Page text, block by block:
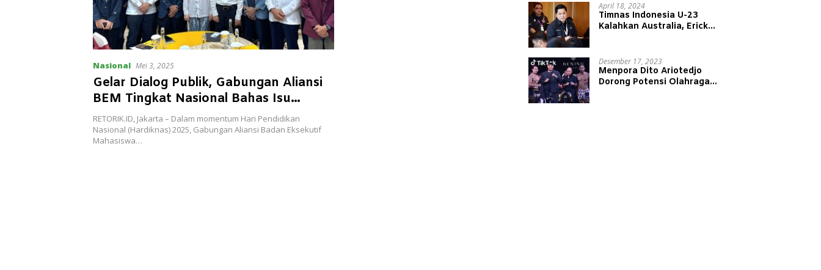
Nasional Mei 3, 2025
Gelar Dialog Publik, Gabungan Aliansi
BEM Tingkat Nasional Bahas Isu
Strategis Pendidikan
RETORIK.ID, Jakarta – Dalam momentum Hari Pendidikan
Nasional (Hardiknas) 2025, Gabungan Aliansi Badan Eksekutif
Mahasiswa…
April 18, 2024
Timnas Indonesia U-23
Kalahkan Australia, Erick
Desember 17, 2023
Menpora Dito Ariotedjo
Dorong Potensi Olahraga